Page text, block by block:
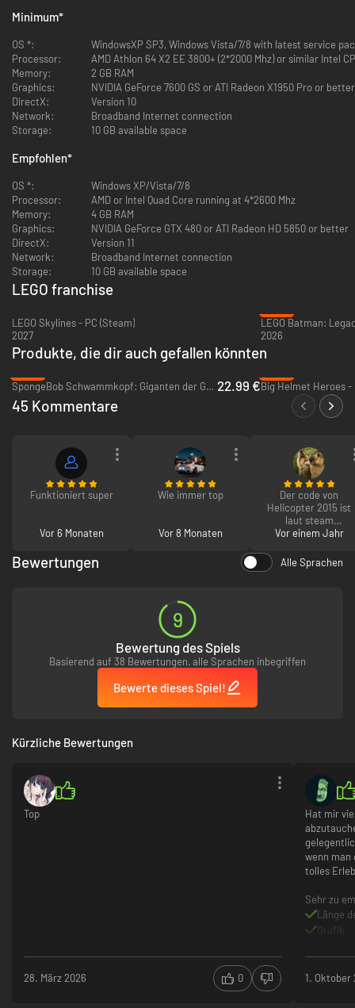
Minimum*
OS *:
WindowsXP SP3, Windows Vista/7/8 with latest service
Processor:
AMD Athlon 64 X2 EE 3800+ (2*2000 Mhz) or similar Intel
Memory:
2 GB RAM
Graphics:
NVIDIA GeForce 7600 GS or ATI Radeon X1950 Pro or better
DirectX:
Version 10
Network:
Broadband Internet connection
Storage:
10 GB available space
Empfohlen*
OS *:
Windows XP/Vista/7/8
Processor:
AMD or Intel Quad Core running at 4*2600 Mhz
Memory:
4 GB RAM
Graphics:
NVIDIA GeForce GTX 480 or ATI Radeon HD 5850 or better
DirectX:
Version 11
Network:
Broadband Internet connection
Storage:
10 GB available space
LEGO franchise
LEGO Skylines - PC (Steam)
2027
2026
Produkte, die dir auch gefallen könnten
SpongeBob Schwammkopf: Giganten der Gezeiten - PC (Steam) 22.99 €Big Helmet Heroes -
45 Kommentare
Funktioniert super
Vor 6 Monaten
Wie immer top
Vor 8 Monaten
Der code von
Helicopter 2015 ist
laut steam
ungüldigt??
Vor einem Jahr
Bewertungen Alle Sprachen
9
Bewertung des Spiels
Basierend auf 38 Bewertungen, alle Sprachen inbegriffen
Bewerte dieses Spiel!
Kürzliche Bewertungen
Top
28. März 2026 0
Hat mir
wenn man
tolles
Sehr zu
Länge
Grafik
1. Oktober